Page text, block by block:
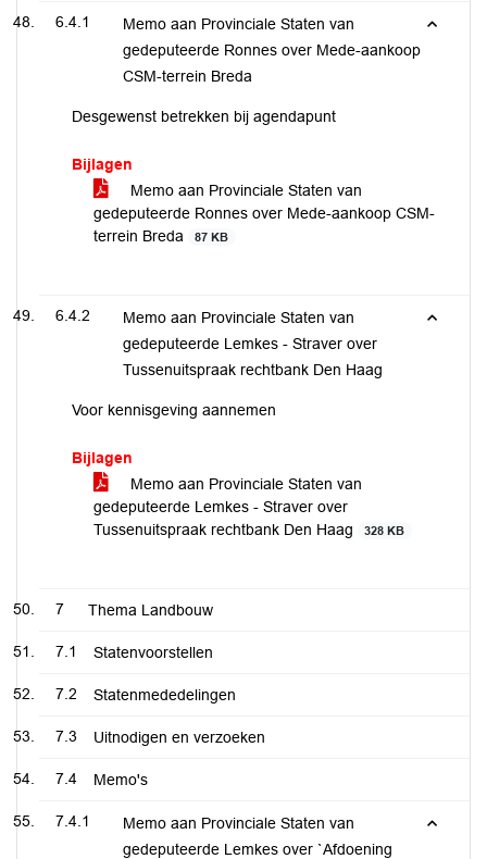
6.4.1
Memo aan Provinciale Staten van
gedeputeerde Ronnes over Mede-aankoop
CSM-terrein Breda
Desgewenst betrekken bij agendapunt
Bijlagen
Memo aan Provinciale Staten van
gedeputeerde Ronnes over Mede-aankoop CSM-
terrein Breda
87 KB
6.4.2
Memo aan Provinciale Staten van
gedeputeerde Lemkes - Straver over
Tussenuitspraak rechtbank Den Haag
Voor kennisgeving aannemen
Bijlagen
Memo aan Provinciale Staten van
gedeputeerde Lemkes - Straver over
Tussenuitspraak rechtbank Den Haag
328 KB
7 Thema Landbouw
7.1 Statenvoorstellen
7.2 Statenmededelingen
7.3 Uitnodigen en verzoeken
7.4 Memo's
7.4.1
Memo aan Provinciale Staten van
gedeputeerde Lemkes over `Afdoening